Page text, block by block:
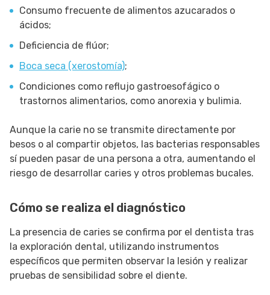
Consumo frecuente de alimentos azucarados o
ácidos;
Deficiencia de flúor;
Boca seca (xerostomía);
Condiciones como reflujo gastroesofágico o
trastornos alimentarios, como anorexia y bulimia.
Aunque la carie no se transmite directamente por
besos o al compartir objetos, las bacterias responsables
sí pueden pasar de una persona a otra, aumentando el
riesgo de desarrollar caries y otros problemas bucales.
Cómo se realiza el diagnóstico
La presencia de caries se confirma por el dentista tras
la exploración dental, utilizando instrumentos
específicos que permiten observar la lesión y realizar
pruebas de sensibilidad sobre el diente.